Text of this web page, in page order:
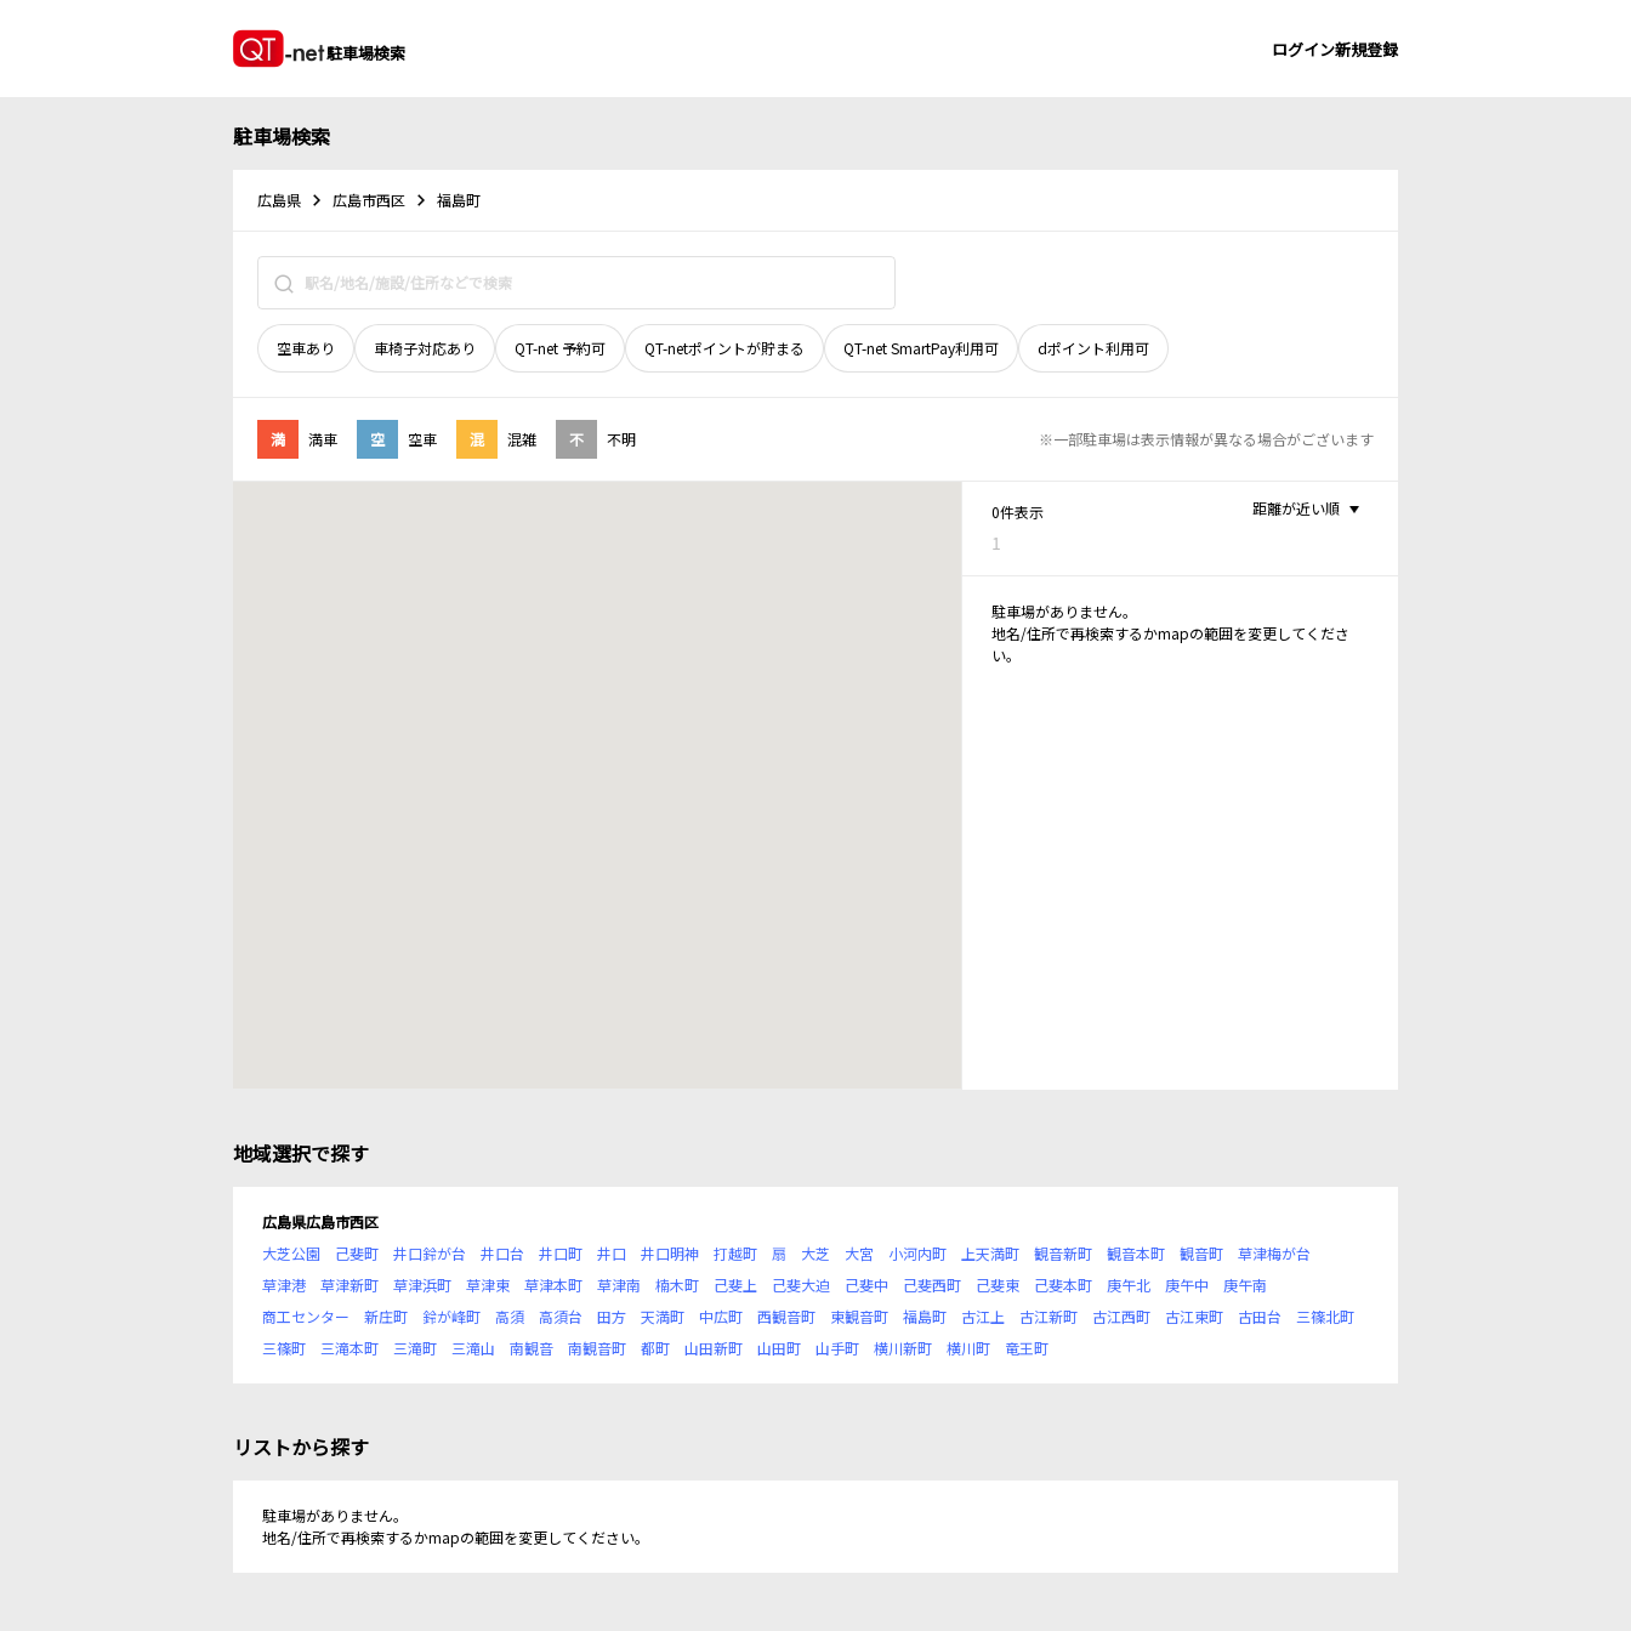
駐車場検索 ログイン新規登録
駐車場検索
広島県 広島市西区 福島町
空車あり 車椅子対応あり QT-net 予約可 QT-netポイントが貯まる QT-net SmartPay利用可 dポイント利用可
満 満車 空 空車 混 混雑 不 不明 ※一部駐車場は表示情報が異なる場合がございます
0件表示
1
距離が近い順
駐車場がありません。
地名/住所で再検索するかmapの範囲を変更してくださ
い。
地域選択で探す
広島県広島市西区
大芝公園
己斐町 井口鈴が台 井口台 井口町 井口 井口明神 打越町 扇 大芝 大宮 小河内町 上天満町 観音新町 観音本町 観音町
草津梅が台
草津港
草津新町 草津浜町 草津東 草津本町 草津南 楠木町 己斐上 己斐大迫 己斐中 己斐西町 己斐東 己斐本町 庚午北 庚午中
庚午南
商工センター
新庄町 鈴が峰町 高須 高須台 田方 天満町 中広町 西観音町 東観音町 福島町 古江上 古江新町 古江西町 古江東町 古田台
三篠北町
三篠町
三滝本町 三滝町 三滝山 南観音 南観音町 都町 山田新町 山田町 山手町 横川新町 横川町 竜王町
リストから探す
駐車場がありません。
地名/住所で再検索するかmapの範囲を変更してください。